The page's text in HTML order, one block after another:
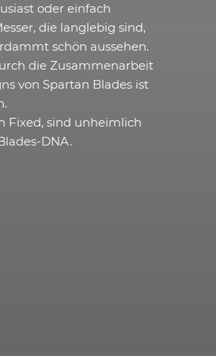
oder einfach
die langlebig sind,
schön aussehen.
die Zusammenarbeit
von Spartan Blades ist
Fixed, sind unheimlich
DNA.